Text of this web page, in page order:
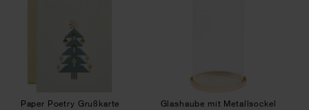
Paper Poetry Grußkarte
Glashaube mit Metallsockel